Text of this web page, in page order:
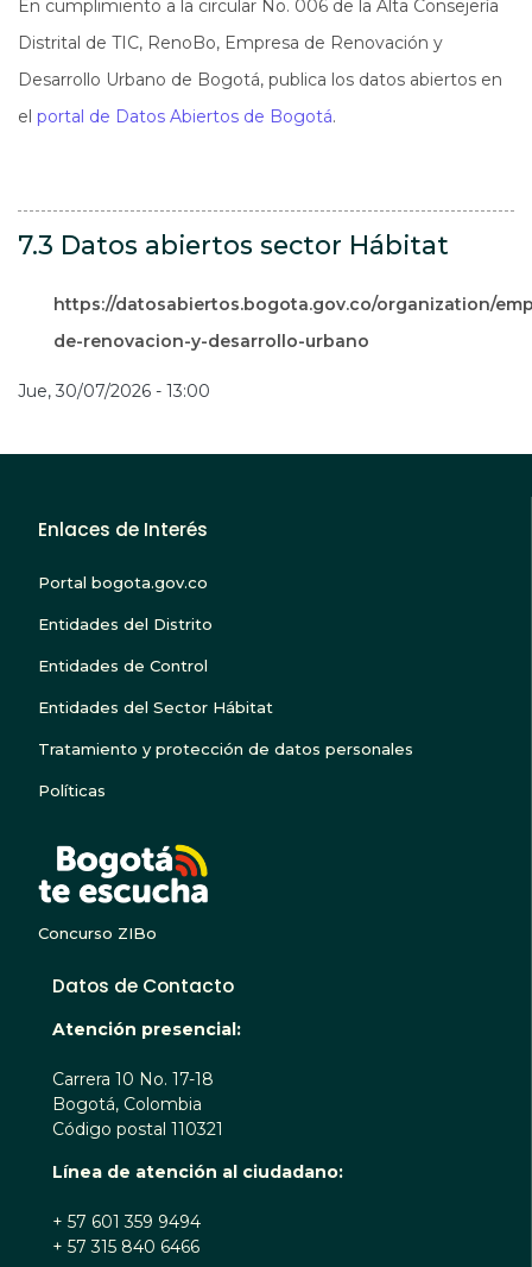
En cumplimiento a la circular No. 006 de la Alta Consejería
Distrital de TIC, RenoBo, Empresa de Renovación y
Desarrollo Urbano de Bogotá, publica los datos abiertos en
el portal de Datos Abiertos de Bogotá.
7.3 Datos abiertos sector Hábitat
https://datosabiertos.bogota.gov.co/organization/
de-renovacion-y-desarrollo-urbano
Jue, 30/07/2026 - 13:00
Enlaces de Interés
Portal bogota.gov.co
Entidades del Distrito
Entidades de Control
Entidades del Sector Hábitat
Tratamiento y protección de datos personales
Políticas
Concurso ZIBo
Datos de Contacto
Atención presencial:
Carrera 10 No. 17-18
Bogotá, Colombia
Código postal 110321
Línea de atención al ciudadano:
+ 57 601 359 9494
+ 57 315 840 6466